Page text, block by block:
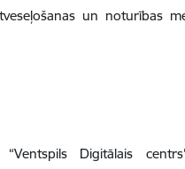
un noturības
Digitālais